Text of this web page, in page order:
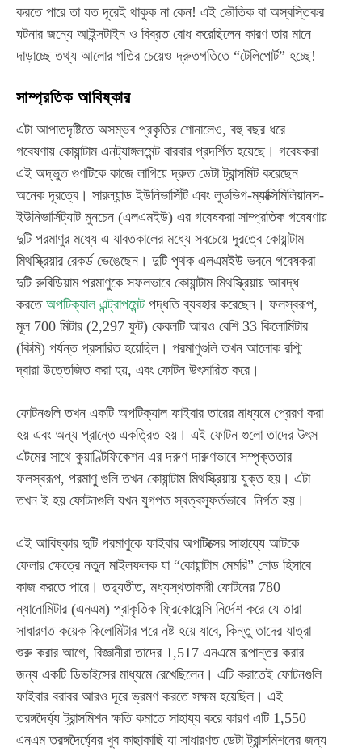
করতে পারে তা যত দূরেই থাকুক না কেন! এই ভৌতিক বা অস্বস্তিকর
ঘটনার জন্যে আইন্সটাইন ও বিব্রত বোধ করেছিলেন কারণ তার মানে
দাড়াচ্ছে তথ্য আলোর গতির চেয়েও দ্রুতগতিতে “টেলিপোর্ট” হচ্ছে!
সাম্প্রতিক আবিষ্কার
এটা আপাতদৃষ্টিতে অসম্ভব প্রকৃতির শোনালেও, বহু বছর ধরে
গবেষণায় কোয়ান্টাম এনট্যাঙ্গলমেন্ট বারবার প্রদর্শিত হয়েছে। গবেষকরা
এই অদ্ভুত গুণটিকে কাজে লাগিয়ে দ্রুত ডেটা ট্রান্সমিট করেছেন
অনেক দূরত্বে। সারল্যান্ড ইউনিভার্সিটি এবং লুডভিগ-ম্যাক্সিমিলিয়ানস-
ইউনিভার্সিট্যাট মুনচেন (এলএমইউ) এর গবেষকরা সাম্প্রতিক গবেষণায়
দুটি পরমাণুর মধ্যে এ যাবতকালের মধ্যে সবচেয়ে দূরত্বে কোয়ান্টাম
মিথস্ক্রিয়ার রেকর্ড ভেঙেছেন। দুটি পৃথক এলএমইউ ভবনে গবেষকরা
দুটি রুবিডিয়াম পরমাণুকে সফলভাবে কোয়ান্টাম মিথস্ক্রিয়ায় আবদ্ধ
করতে অপটিক্যাল এন্ট্রাপমেন্টপদ্ধতি ব্যবহার করেছেন। ফলস্বরূপ,
মূল 700 মিটার (2,297 ফুট) কেবলটি আরও বেশি 33 কিলোমিটার
(কিমি) পর্যন্ত প্রসারিত হয়েছিল। পরমাণুগুলি তখন আলোক রশ্মি
দ্বারা উত্তেজিত করা হয়, এবং ফোটন উৎসারিত করে।
ফোটনগুলি তখন একটি অপটিক্যাল ফাইবার তারের মাধ্যমে প্রেরণ করা
হয় এবং অন্য প্রান্তে একত্রিত হয়। এই ফোটন গুলো তাদের উৎস
এটমের সাথে কুয়াণ্টিফিকেশন এর দরুণ দারুণভাবে সম্পৃক্ততার
ফলস্বরূপ, পরমাণু গুলি তখন কোয়ান্টাম মিথস্ক্রিয়ায় যুক্ত হয়। এটা
তখন ই হয় ফোটনগুলি যখন যুগপত স্বত্বস্ফূর্তভাবে নির্গত হয়।
এই আবিষ্কার দুটি পরমাণুকে ফাইবার অপটিক্সের সাহায্যে আটকে
ফেলার ক্ষেত্রে নতুন মাইলফলক যা “কোয়ান্টাম মেমরি” নোড হিসাবে
কাজ করতে পারে। তদ্ব্যতীত, মধ্যস্থতাকারী ফোটনের 780
ন্যানোমিটার (এনএম) প্রাকৃতিক ফ্রিকোয়েন্সি নির্দেশ করে যে তারা
সাধারণত কয়েক কিলোমিটার পরে নষ্ট হয়ে যাবে, কিন্তু তাদের যাত্রা
শুরু করার আগে, বিজ্ঞানীরা তাদের 1,517 এনএমে রূপান্তর করার
জন্য একটি ডিভাইসের মাধ্যমে রেখেছিলেন। এটি করাতেই ফোটনগুলি
ফাইবার বরাবর আরও দূরে ভ্রমণ করতে সক্ষম হয়েছিল। এই
তরঙ্গদৈর্ঘ্য ট্রান্সমিশন ক্ষতি কমাতে সাহায্য করে কারণ এটি 1,550
এনএম তরঙ্গদৈর্ঘ্যের খুব কাছাকাছি যা সাধারণত ডেটা ট্রান্সমিশনের জন্য